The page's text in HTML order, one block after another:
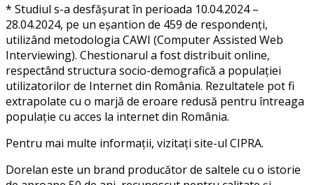
* Studiul s-a desfășurat în perioada 10.04.2024 –
28.04.2024, pe un eșantion de 459 de respondenți,
utilizând metodologia CAWI (Computer Assisted Web
Interviewing). Chestionarul a fost distribuit online,
respectând structura socio-demografică a populației
utilizatorilor de Internet din România. Rezultatele pot fi
extrapolate cu o marjă de eroare redusă pentru întreaga
populație cu acces la internet din România.
Pentru mai multe informații, vizitați site-ul CIPRA.
Dorelan este un brand producător de saltele cu o istorie